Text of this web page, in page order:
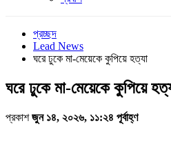
প্রচ্ছদ
Lead News
ঘরে ঢুকে মা-মেয়েকে কুপিয়ে হত্যা
ঘরে ঢুকে মা-মেয়েকে কুপিয়ে
প্রকাশজুন ১৪, ২০২৬, ১১:২৪ পূর্বাহ্ণ